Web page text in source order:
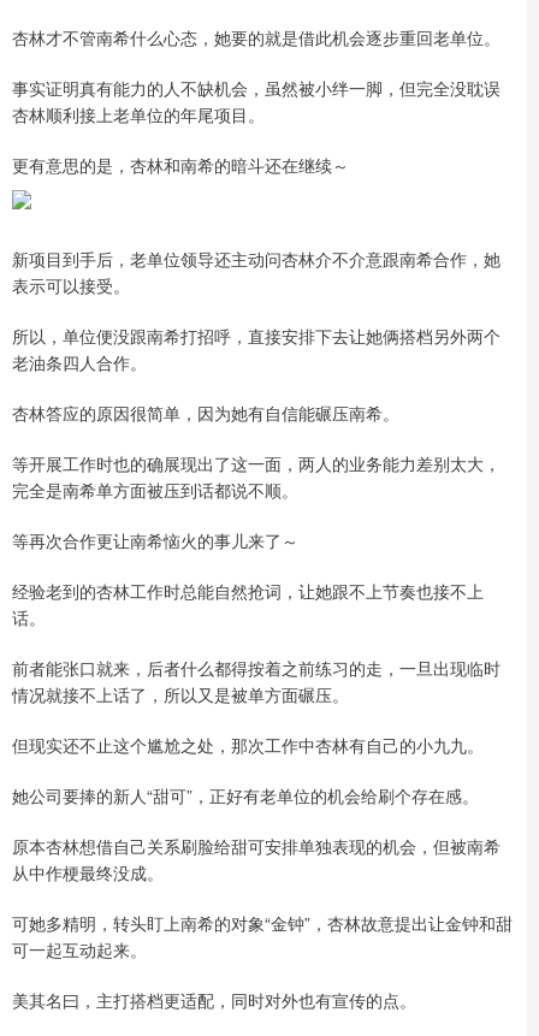
杏林才不管南希什么心态，她要的就是借此机会逐步重回老单位。
事实证明真有能力的人不缺机会，虽然被小绊一脚，但完全没耽误
杏林顺利接上老单位的年尾项目。
更有意思的是，杏林和南希的暗斗还在继续～
新项目到手后，老单位领导还主动问杏林介不介意跟南希合作，她
表示可以接受。
所以，单位便没跟南希打招呼，直接安排下去让她俩搭档另外两个
老油条四人合作。
杏林答应的原因很简单，因为她有自信能碾压南希。
等开展工作时也的确展现出了这一面，两人的业务能力差别太大，
完全是南希单方面被压到话都说不顺。
等再次合作更让南希恼火的事儿来了～
经验老到的杏林工作时总能自然抢词，让她跟不上节奏也接不上
话。
前者能张口就来，后者什么都得按着之前练习的走，一旦出现临时
情况就接不上话了，所以又是被单方面碾压。
但现实还不止这个尴尬之处，那次工作中杏林有自己的小九九。
她公司要捧的新人“甜可”，正好有老单位的机会给刷个存在感。
原本杏林想借自己关系刷脸给甜可安排单独表现的机会，但被南希
从中作梗最终没成。
可她多精明，转头盯上南希的对象“金钟”，杏林故意提出让金钟和甜
可一起互动起来。
美其名曰，主打搭档更适配，同时对外也有宣传的点。